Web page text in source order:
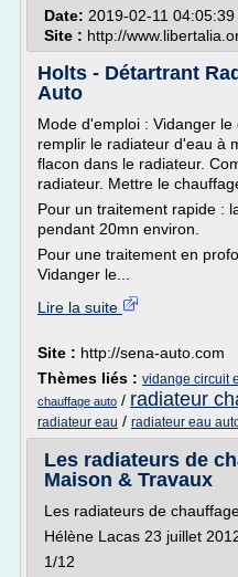
Date: 2019-02-11 04:05:39
Site : http://
Holts - Détartrant
Auto
Mode d'emploi : Vidanger
remplir le radiateur d'eau à
flacon dans le radiateur.
radiateur. Mettre le
Pour un traitement rapide :
pendant 20mn environ.
Pour une traitement en
Vidanger le...
Lire la suite
Site : http://sena-auto.com
Thèmes liés : vidange circuit
chauffage auto / radiateur
radiateur eau / radiateur eau
Les radiateurs de
Maison & Travaux
Les radiateurs de
Hélène Lacas 23 juillet
1/12